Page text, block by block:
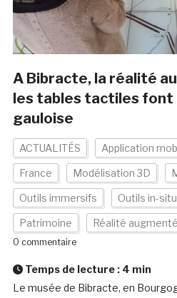
A Bibracte, la réalité
les tables tactiles
gauloise
ACTUALITÉS Application
France Modélisation 3D
Outils immersifs Outils in-situ
Patrimoine Réalité
0 commentaire
Temps de lecture : 4 min
Le musée de Bibracte, en